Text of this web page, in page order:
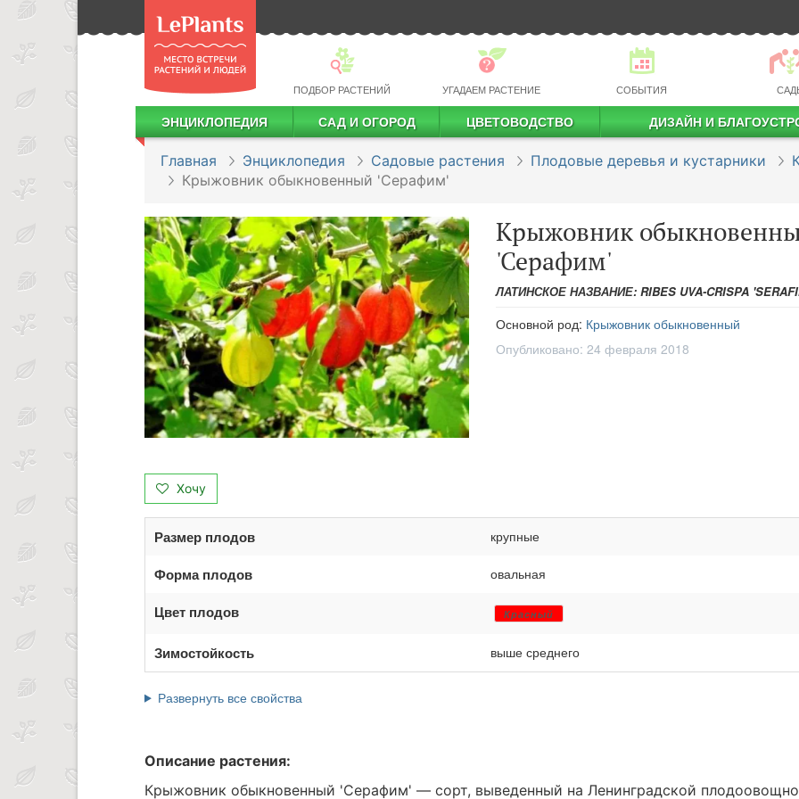
ПОДБОР РАСТЕНИЙ УГАДАЕМ РАСТЕНИЕ СОБЫТИЯ
ЭНЦИКЛОПЕДИЯ САД И ОГОРОД ЦВЕТОВОДСТВО ДИЗАЙН И
Главная Энциклопедия Садовые растения Плодовые деревья и кустарники
Крыжовник обыкновенный 'Серафим'
Крыжовник
'Серафим'
ЛАТИНСКОЕ НАЗВАНИЕ: RIBES UVA-CRISPA
Основной род: Крыжовник обыкновенный
Опубликовано: 24 февраля 2018
Хочу
Размер плодов крупные
Форма плодов овальная
Цвет плодов Красный
Зимостойкость выше среднего
Развернуть все свойства
Описание растения:
Крыжовник обыкновенный 'Серафим' — сорт, выведенный на Ленинградской